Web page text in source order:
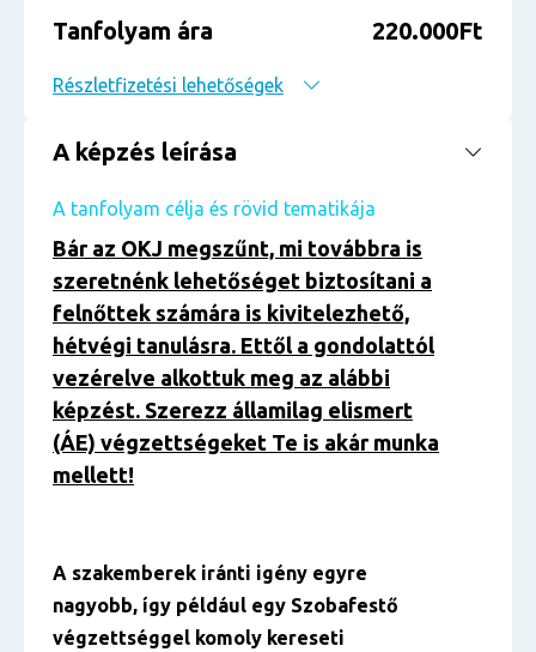
Tanfolyam ára 220.000Ft
Részletfizetési lehetőségek
A képzés leírása
A tanfolyam célja és rövid tematikája
Bár az OKJ megszűnt, mi továbbra is
szeretnénk lehetőséget biztosítani a
felnőttek számára is kivitelezhető,
hétvégi tanulásra. Ettől a gondolattól
vezérelve alkottuk meg az alábbi
képzést. Szerezz államilag elismert
(ÁE) végzettségeket Te is akár munka
mellett!
A szakemberek iránti igény egyre
nagyobb, így például egy Szobafestő
végzettséggel komoly kereseti